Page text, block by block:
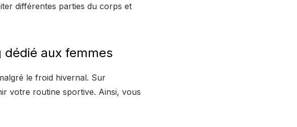
différentes parties du corps et
dédié aux femmes
le froid hivernal. Sur
votre routine sportive. Ainsi, vous